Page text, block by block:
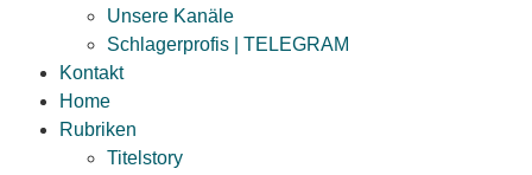
Unsere Kanäle
Schlagerprofis | TELEGRAM
Kontakt
Home
Rubriken
Titelstory